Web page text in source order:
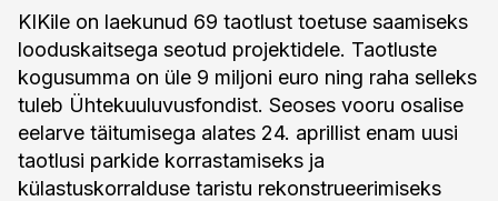
KIKile on laekunud 69 taotlust toetuse saamiseks
looduskaitsega seotud projektidele. Taotluste
kogusumma on üle 9 miljoni euro ning raha selleks
tuleb Ühtekuuluvusfondist. Seoses vooru osalise
eelarve täitumisega alates 24. aprillist enam uusi
taotlusi parkide korrastamiseks ja
külastuskorralduse taristu rekonstrueerimiseks